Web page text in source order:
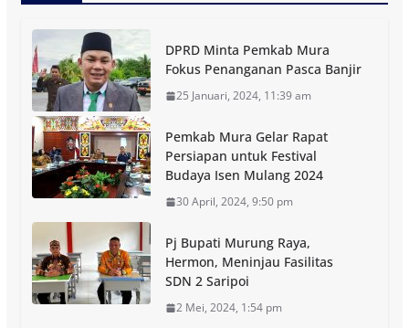
DPRD Minta Pemkab Mura
Fokus Penanganan Pasca Banjir
25 Januari, 2024, 11:39 am
Pemkab Mura Gelar Rapat
Persiapan untuk Festival
Budaya Isen Mulang 2024
30 April, 2024, 9:50 pm
Pj Bupati Murung Raya,
Hermon, Meninjau Fasilitas
SDN 2 Saripoi
2 Mei, 2024, 1:54 pm